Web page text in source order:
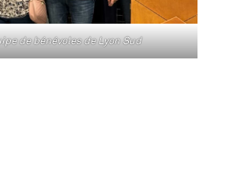
de bénévoles de Lyon Sud